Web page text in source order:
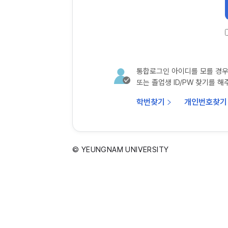
통합로그인 아이디를 모를 경
또는 졸업생 ID/PW 찾기를 해
학번찾기 개인번호찾기
© YEUNGNAM UNIVERSITY